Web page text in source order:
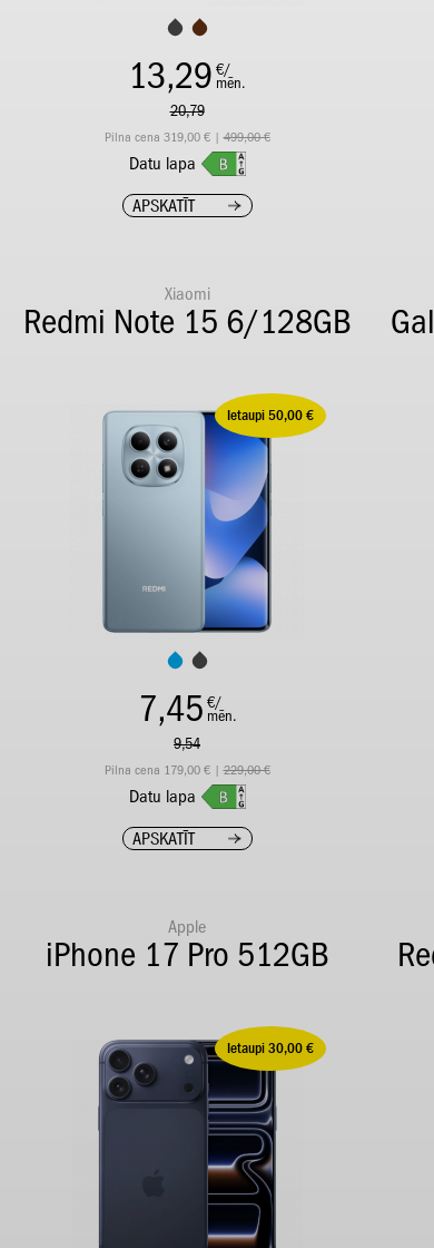
13,29 €/
mēn.
20,79
Pilna cena 319,00 € |499,00 €
Datu lapa
APSKATĪT
Xiaomi
Redmi Note 15 6/128GB
Ietaupi 50,00 €
7,45 €/
mēn.
9,54
Pilna cena 179,00 € |229,00 €
Datu lapa
APSKATĪT
Apple
iPhone 17 Pro 512GB
Ietaupi 30,00 €